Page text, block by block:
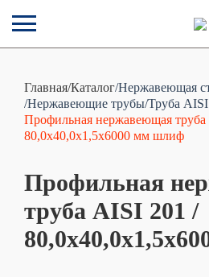
Главная/Каталог/Нержавеющая
/Нержавеющие трубы/Труба AISI
Профильная нержавеющая
80,0х40,0х1,5х6000 мм шлиф
Профильная
труба AISI 201 /